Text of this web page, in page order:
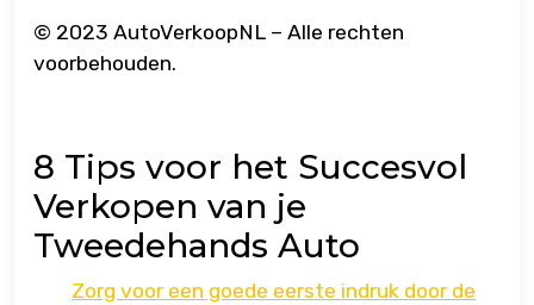
© 2023 AutoVerkoopNL – Alle rechten
voorbehouden.
8 Tips voor het Succesvol
Verkopen van je
Tweedehands Auto
Zorg voor een goede eerste indruk door de